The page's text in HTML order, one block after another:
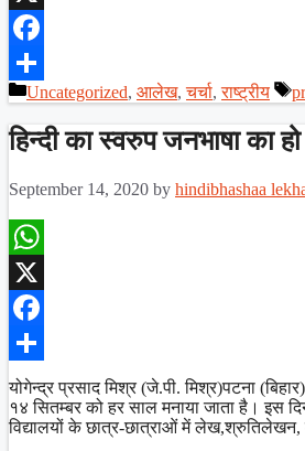
X
Facebook
Share
Categories
Uncategorized, आलेख,चर्चा,राष्ट्रीय
हिन्दी का स्वरुप जनभाषा का हो
September 14, 2020 by hindibhashaa
WhatsApp
X
Facebook
Share
योगेन्द्र प्रसाद मिश्र (जे.पी.
१४ सितम्बर को हर साल मनाया जाता है। इस
विद्यालयों के छात्र-छात्राओं में लेख,श्रुतिलेखन,